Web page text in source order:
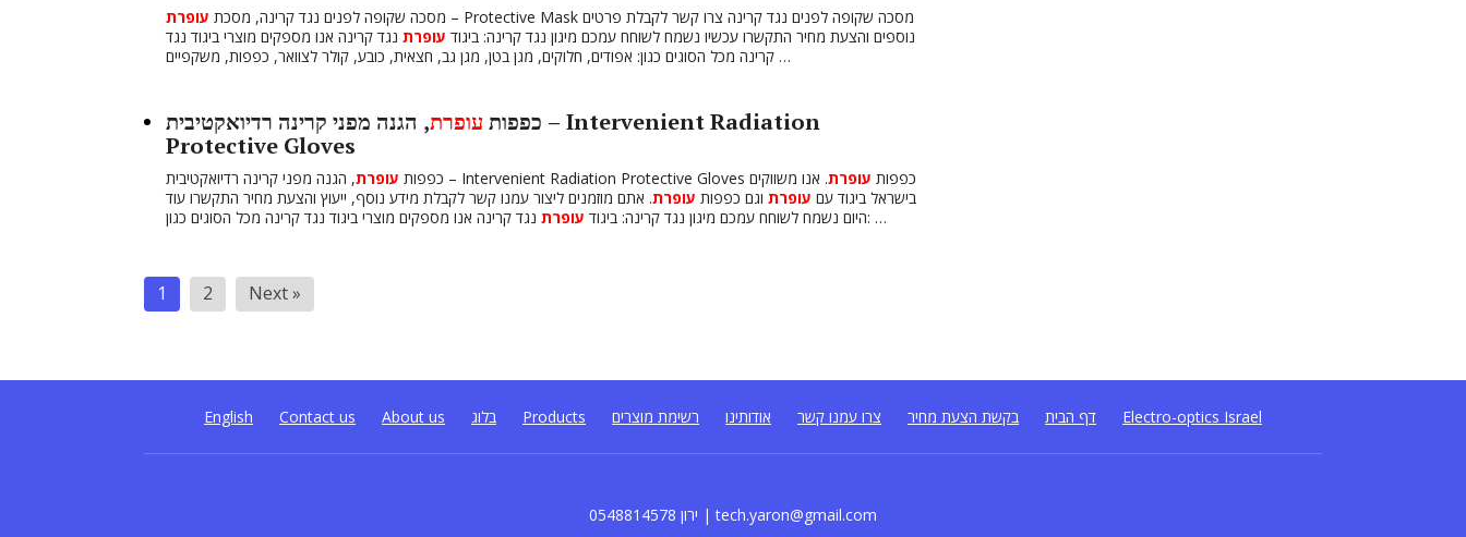
מסכה שקופה לפנים נגד קרינה, מסכת עופרת
– Protective Mask מסכה שקופה לפנים נגד קרינה צרו קשר לקבלת פרטים
נוספים והצעת מחיר התקשרו עכשיו נשמח לשוחח עמכם מיגון נגד קרינה: ביגוד עופרת נגד קרינה אנו מספקים מוצרי ביגוד נגד
קרינה מכל הסוגים כגון: אפודים, חלוקים, מגן בטן, מגן גב, חצאית, כובע, קולר לצוואר, כפפות, משקפיים …
כפפות עופרת, הגנה מפני קרינה רדיואקטיבית – Intervenient Radiation
Protective Gloves
כפפות עופרת , הגנה מפני קרינה רדיואקטיבית – Intervenient Radiation Protective Gloves כפפות עופרת. אנו משווקים
בישראל ביגוד עם עופרת וגם כפפות עופרת. אתם מוזמנים ליצור עמנו קשר לקבלת מידע נוסף, ייעוץ והצעת מחיר התקשרו עוד
היום נשמח לשוחח עמכם מיגון נגד קרינה: ביגוד עופרת נגד קרינה אנו מספקים מוצרי ביגוד נגד קרינה מכל הסוגים כגון: …
Posts
pagination
1 2 Next »
English Contact us About us בלוג Products רשימת מוצרים אודותינו צרו עמנו קשר בקשת הצעת מחיר דף הבית Electro-optics Israel
0548814578 ירון | tech.yaron@gmail.com